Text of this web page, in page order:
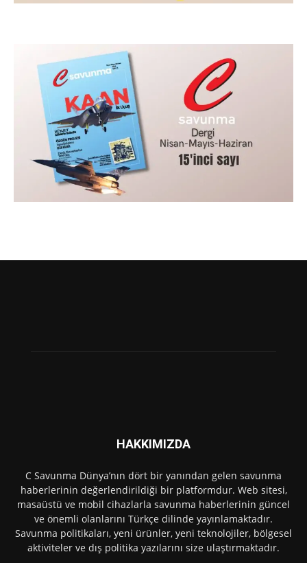
HAKKIMIZDA
C Savunma Dünya’nın dört bir yanından gelen savunma
haberlerinin değerlendirildiği bir platformdur. Web sitesi,
masaüstü ve mobil cihazlarla savunma haberlerinin güncel
ve önemli olanlarını Türkçe dilinde yayınlamaktadır.
Savunma politikaları, yeni ürünler, yeni teknolojiler, bölgesel
aktiviteler ve dış politika yazılarını size ulaştırmaktadır.